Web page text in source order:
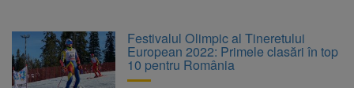
Festivalul Olimpic al Tineretului
European 2022: Primele clasări în top
10 pentru România